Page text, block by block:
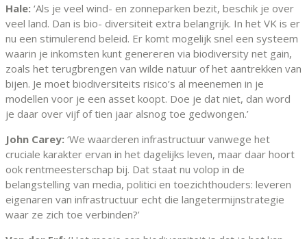
Hale: ‘Als je veel wind- en zonneparken bezit, beschik je over
veel land. Dan is bio- diversiteit extra belangrijk. In het VK is er
nu een stimulerend beleid. Er komt mogelijk snel een systeem
waarin je inkomsten kunt genereren via biodiversity net gain,
zoals het terugbrengen van wilde natuur of het aantrekken van
bijen. Je moet biodiversiteits risico’s al meenemen in je
modellen voor je een asset koopt. Doe je dat niet, dan word
je daar over vijf of tien jaar alsnog toe gedwongen.’
John Carey: ‘We waarderen infrastructuur vanwege het
cruciale karakter ervan in het dagelijks leven, maar daar hoort
ook rentmeesterschap bij. Dat staat nu volop in de
belangstelling van media, politici en toezichthouders: leveren
eigenaren van infrastructuur echt die langetermijnstrategie
waar ze zich toe verbinden?’